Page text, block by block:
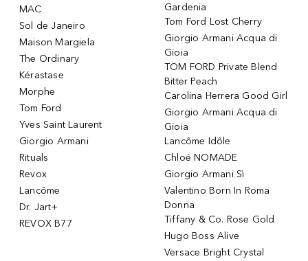
MAC
Sol de Janeiro
Maison Margiela
The Ordinary
Kérastase
Morphe
Tom Ford
Yves Saint Laurent
Giorgio Armani
Rituals
Revox
Lancôme
Dr. Jart+
REVOX B77
Gardenia
Tom Ford Lost Cherry
Giorgio Armani Acqua di
Gioia
TOM FORD Private Blend
Bitter Peach
Carolina Herrera Good Girl
Giorgio Armani Acqua di
Gioia
Lancôme Idôle
Chloé NOMADE
Giorgio Armani Sì
Valentino Born In Roma
Donna
Tiffany & Co. Rose Gold
Hugo Boss Alive
Versace Bright Crystal